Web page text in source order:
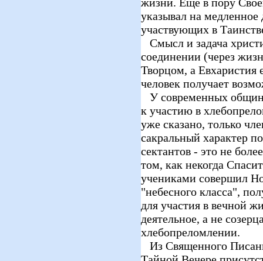
указывал на
участвующих в
Смысл и задача
соединении (через
Творцом, а Евхаристия
человек получает
У современных
к участию в
уже сказано, только
сакральный характер
сектантов - это не
том, как некогда
учениками совершил
"небесного класса",
для участия в вечной
деятельное, а не
хлебопреломлении.
Из Священного